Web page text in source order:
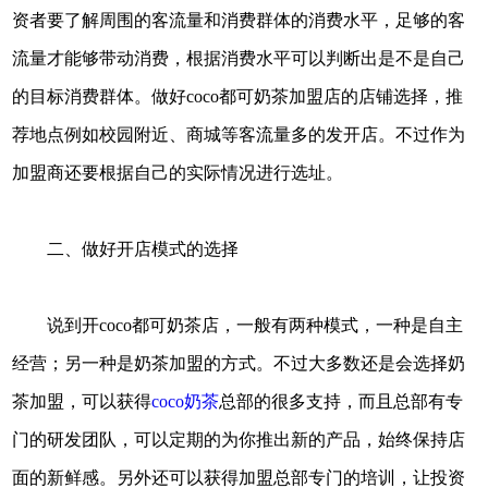
资者要了解周围的客流量和消费群体的消费水平，足够的客
流量才能够带动消费，根据消费水平可以判断出是不是自己
的目标消费群体。做好coco都可奶茶加盟店的店铺选择，推
荐地点例如校园附近、商城等客流量多的发开店。不过作为
加盟商还要根据自己的实际情况进行选址。
二、做好开店模式的选择
说到开coco都可奶茶店，一般有两种模式，一种是自主
经营；另一种是奶茶加盟的方式。不过大多数还是会选择奶
茶加盟，可以获得coco奶茶总部的很多支持，而且总部有专
门的研发团队，可以定期的为你推出新的产品，始终保持店
面的新鲜感。另外还可以获得加盟总部专门的培训，让投资